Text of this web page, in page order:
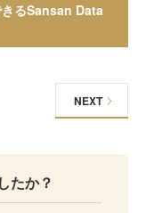
るSansan Data
NEXT
たか？